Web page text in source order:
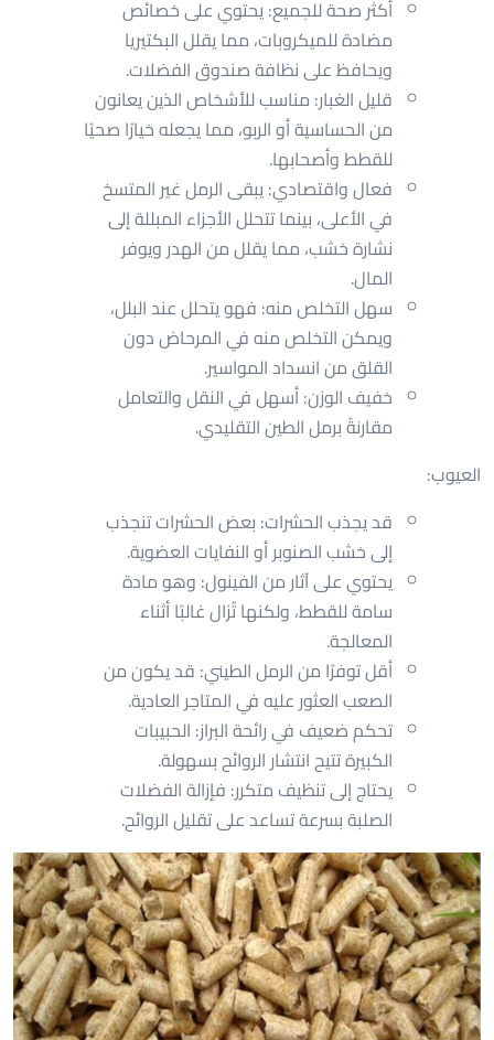
أكثر صحة للجميع: يحتوي على خصائص
مضادة للميكروبات، مما يقلل البكتيريا
ويحافظ على نظافة صندوق الفضلات.
قليل الغبار: مناسب للأشخاص الذين يعانون
من الحساسية أو الربو، مما يجعله خيارًا صحيًا
للقطط وأصحابها.
فعال واقتصادي: يبقى الرمل غير المتسخ
في الأعلى، بينما تتحلل الأجزاء المبللة إلى
نشارة خشب، مما يقلل من الهدر ويوفر
المال.
سهل التخلص منه: فهو يتحلل عند البلل،
ويمكن التخلص منه في المرحاض دون
القلق من انسداد المواسير.
خفيف الوزن: أسهل في النقل والتعامل
مقارنةً برمل الطين التقليدي.
العيوب:
قد يجذب الحشرات: بعض الحشرات تنجذب
إلى خشب الصنوبر أو النفايات العضوية.
يحتوي على آثار من الفينول: وهو مادة
سامة للقطط، ولكنها تُزال غالبًا أثناء
المعالجة.
أقل توفرًا من الرمل الطيني: قد يكون من
الصعب العثور عليه في المتاجر العادية.
تحكم ضعيف في رائحة البراز: الحبيبات
الكبيرة تتيح انتشار الروائح بسهولة.
يحتاج إلى تنظيف متكرر: فإزالة الفضلات
الصلبة بسرعة تساعد على تقليل الروائح.